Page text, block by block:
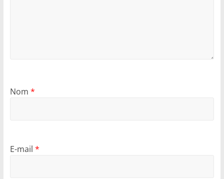
Nom *
E-mail *